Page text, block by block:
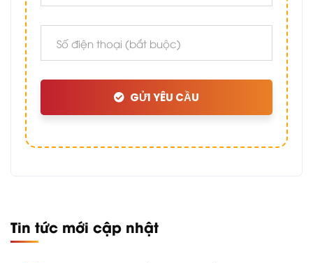
GỬI YÊU CẦU
Tin tức mới cập nhật